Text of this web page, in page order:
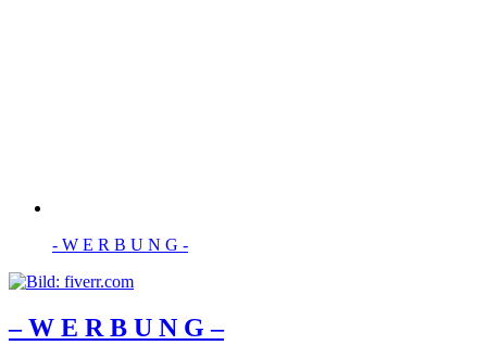
- W Ε R Β U Ν G -
– W Ε R Β U Ν G –